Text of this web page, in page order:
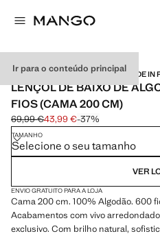
Ir para o conteúdo principal
PREMIUM / CETIM / 600 FIOS / MADE IN
LENÇOL DE BAIXO DE
FIOS (CAMA 200 CM)
Preço inicial riscado [69,99 € ]
69,99 €
Preço atual [43,99 € ]
43,99 €-37%
Selecione uma cor
TAMANHO
Selecione o seu tamanho
VER
ENVIO GRATUITO PARA A LOJA
Cama 200 cm. 100% Algodão. 600
Acabamentos com vivo
exclusivo. Com brilho natural,